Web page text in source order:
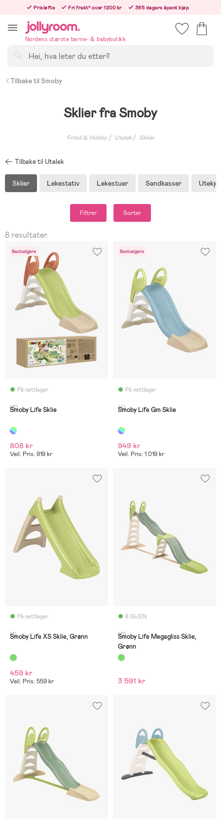
innehållet
Prisløfte Fri frakt* over 1200 kr
365 dagers åpent kjøp
Nordens største barne- & babybutikk
Tilbake til Smoby
Sklier fra Smoby
Fritid & Hobby Utelek Sklier
Tilbake til Utelek
Sklier Lekestativ Lekestuer Sandkasser
Filtrer Sorter
8 resultater.
Bestselgere
På nettlager
(6)
Smoby Life Sklie
808 kr
Veil. Pris: 919 kr
Bestselgere
På nettlager
(4)
Smoby Life Gm Sklie
949 kr
Veil. Pris: 1 019 kr
På nettlager
(1)
Smoby Life XS Sklie, Grønn
459 kr
Veil. Pris: 559 kr
8 IGJEN
(0)
Smoby Life Megagliss Sklie,
Grønn
3 591 kr